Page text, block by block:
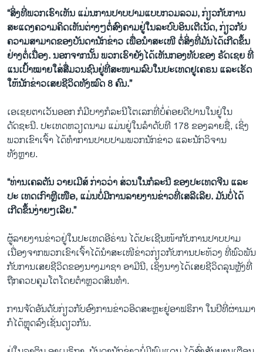
“ສິ່ງທີ່ພວກເຮົາເຫັນ ແມ່ນການປາບປາມແບບກວມລວມ, ກ່ຽວກັບການ
ສະແດງຄວາມຄິດເຫັນຕ່າງໆຕໍ່ສົງຄາມຢູ່ໃນລະບົບອິນເຕີເນັດ, ກ່ຽວກັບ
ຄວາມສາມາດຂອງບັນດານັກຂ່າວ ເພື່ອນໍາສະເໜີ ຕໍ່ສິ່ງທີ່ມັນໄດ້ເກີດຂຶ້ນ
ຢ່າງຕໍ່ເນື່ອງ. ນອກຈາກນັ້ນ ພວກເຮົາຍັງໄດ້ເຫັນກອງທັບຂອງ ຣັດເຊຍ ທີ່
ແນເປົ້າໝາຍໃສ່ສື່ມວນ​ຊົນຢູ່ທີ່ສະໜາມລົບໃນປະເທດຢູເຄຣນ ແລະເຮັດ
ໃຫ້ນັກຂ່າວເສຍຊີວິດທັງໝົດ 8 ຄົນ.”
ເອເຊຍຕາເວັນອອກ ກໍມີບາງກໍລະນີໂຕເລກທີ່ບໍ່ຄ່ອຍດີປານໃນຢູ່ໃນ
ດັດຊະນີ. ປະເທດຫວຽດນາມ ແມ່ນຢູ່ໃນລໍາດັບທີ 178 ຂອງລາຍຊື່, ເຊິ່ງ
ພວກເຂົາເຈົ້າ ໄດ້ທຳ​ການປາບປາມພວກນັກຂ່າວ ແລະນັກວິຈານ
ທັງຫຼາຍ.
“ທ່ານເຄລຕັນ ວາຍເມີສ໌ ກ່າວວ່າ ສ່ວນໃນກໍລະນີ ຂອງປະເທດຈີນ ແລະ
ປະ ເທດເກົາຫຼີເໜືອ, ແມ່ນບໍ່ມີ​ການ​ລາຍ​ງານ​ຂ່າວທີ່​ເສ​ລີເລີຍ. ມັນບໍ່ໄດ້
ເກີດຂຶ້ນງ່າຍໆເລີຍ.”
ຜູ້ລາຍງານຂ່າວຢູ່ໃນປະເທດອີຣ່ານ ໄດ້ປະເຊີນໜ້າກັບການປາບປາມ
ເນື່ອງຈາກພວກເຂົາເຈົ້າໄດ້ນໍາສະເໜີຂ່າວກ່ຽວກັບການປະທ້ວງ ທີ່ພົວພັນ
ກັບການເສຍຊີວິດຂອງນາງມາຊາ ອາມີນີ, ເຊິ່ງນາງໄດ້ເສຍຊີວິດລຸນຫຼັງທີ່
ຖືກຄວບຄຸມໂຕໂດຍຕໍາຫຼວດສິນທໍາ.
ການຈັດອັນດັບກ່ຽວກັບອົງການຂ່າວອິດສະຫຼະຢູ່ອາຟຣິກາ ໃນປີທີ່ຜ່ານມາ
ກໍໄດ້ຫຼຸດລົງເຊັ່ນດຽວກັນ.